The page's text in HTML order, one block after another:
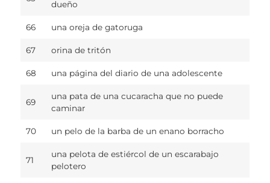
dueño
66 una oreja de gatoruga
67 orina de tritón
68 una página del diario de una adolescente
69
una pata de una cucaracha que no puede
caminar
70 un pelo de la barba de un enano borracho
71
una pelota de estiércol de un escarabajo
pelotero